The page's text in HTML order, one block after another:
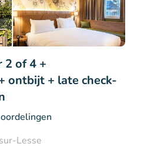
2 of 4 +
ontbijt + late check-
Lesse